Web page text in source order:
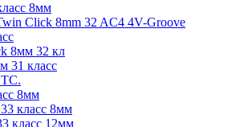
8мм
Click 8mm 32 AC4 4V-Groove
8мм 32 кл
31 класс
8мм
класс 8мм
класс 12мм